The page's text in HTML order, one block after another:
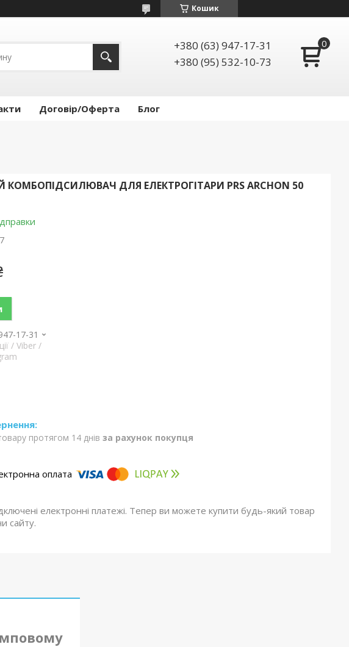
Кошик
+380 (63) 947-17-31
+380 (95) 532-10-73
Договір/Оферта Блог
ДЛЯ ЕЛЕКТРОГІТАРИ PRS ARCHON 50
17-31
/ Viber /
протягом 14 днів за рахунок покупця
електронні платежі. Тепер ви можете купити будь-який товар
сайту.